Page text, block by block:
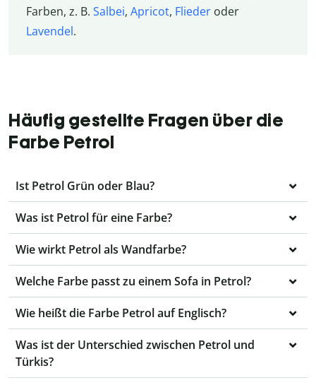
Farben, z. B. Salbei, Apricot, Fliederoder
Lavendel.
Häufig gestellte Fragen über die
Farbe Petrol
Ist Petrol Grün oder Blau?
Was ist Petrol für eine Farbe?
Wie wirkt Petrol als Wandfarbe?
Welche Farbe passt zu einem Sofa in Petrol?
Wie heißt die Farbe Petrol auf Englisch?
Was ist der Unterschied zwischen Petrol und
Türkis?